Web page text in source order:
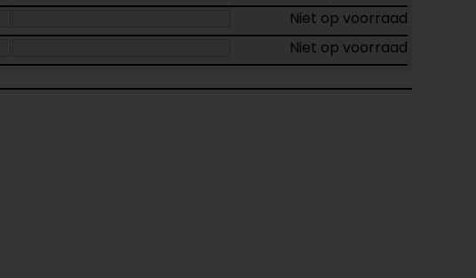
Niet op voorraad
Niet op voorraad